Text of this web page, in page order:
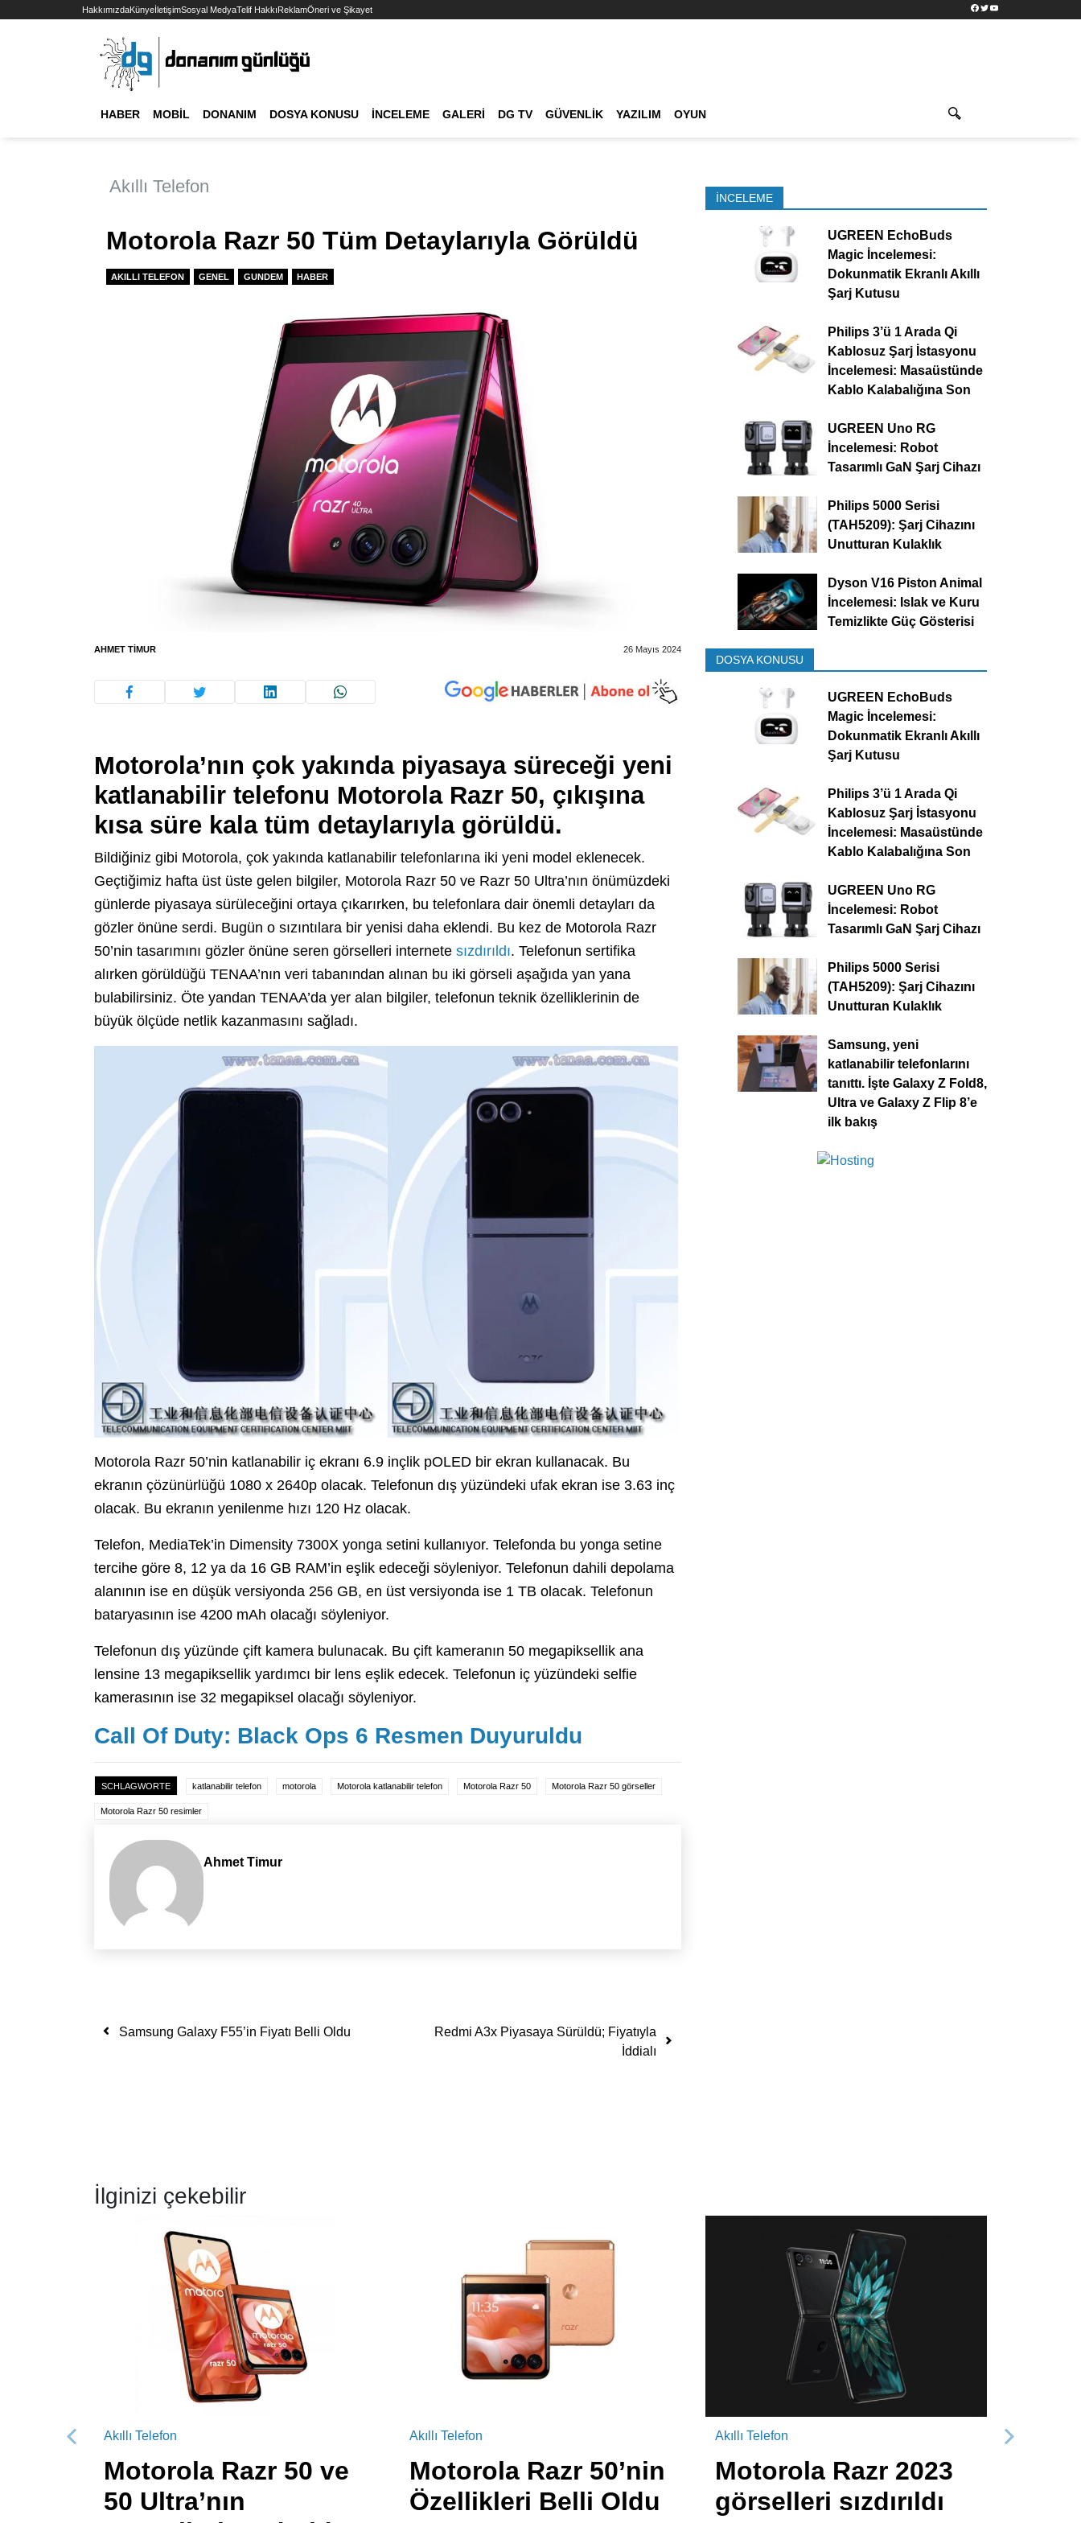
HakkımızdaKünyeİletişimSosyal MedyaTelif HakkıReklamÖneri ve Şikayet Facebook
TwitterYouTube
HABER MOBIL DONANIM DOSYA KONUSU İNCELEME GALERI DG TV GÜVENLIK YAZILIM OYUN
Akıllı Telefon
Motorola Razr 50 Tüm Detaylarıyla Görüldü
AKILLI TELEFON GENEL GUNDEM HABER
AHMET TIMUR 26 Mayıs 2024
Motorola’nın çok yakında piyasaya süreceği yeni
katlanabilir telefonu Motorola Razr 50, çıkışına
kısa süre kala tüm detaylarıyla görüldü.
Bildiğiniz gibi Motorola, çok yakında katlanabilir telefonlarına iki yeni model eklenecek.
Geçtiğimiz hafta üst üste gelen bilgiler, Motorola Razr 50 ve Razr 50 Ultra’nın önümüzdeki
günlerde piyasaya sürüleceğini ortaya çıkarırken, bu telefonlara dair önemli detayları da
gözler önüne serdi. Bugün o sızıntılara bir yenisi daha eklendi. Bu kez de Motorola Razr
50’nin tasarımını gözler önüne seren görselleri internete sızdırıldı. Telefonun sertifika
alırken görüldüğü TENAA’nın veri tabanından alınan bu iki görseli aşağıda yan yana
bulabilirsiniz. Öte yandan TENAA’da yer alan bilgiler, telefonun teknik özelliklerinin de
büyük ölçüde netlik kazanmasını sağladı.
Motorola Razr 50’nin katlanabilir iç ekranı 6.9 inçlik pOLED bir ekran kullanacak. Bu
ekranın çözünürlüğü 1080 x 2640p olacak. Telefonun dış yüzündeki ufak ekran ise 3.63 inç
olacak. Bu ekranın yenilenme hızı 120 Hz olacak.
Telefon, MediaTek’in Dimensity 7300X yonga setini kullanıyor. Telefonda bu yonga setine
tercihe göre 8, 12 ya da 16 GB RAM’in eşlik edeceği söyleniyor. Telefonun dahili depolama
alanının ise en düşük versiyonda 256 GB, en üst versiyonda ise 1 TB olacak. Telefonun
bataryasının ise 4200 mAh olacağı söyleniyor.
Telefonun dış yüzünde çift kamera bulunacak. Bu çift kameranın 50 megapiksellik ana
lensine 13 megapiksellik yardımcı bir lens eşlik edecek. Telefonun iç yüzündeki selfie
kamerasının ise 32 megapiksel olacağı söyleniyor.
Call Of Duty: Black Ops 6 Resmen Duyuruldu
SCHLAGWORTE katlanabilir telefon motorola Motorola katlanabilir telefon Motorola Razr 50 Motorola Razr 50 görseller
Motorola Razr 50 resimler
Ahmet Timur
Yazı dolaşımı
Samsung Galaxy F55’in Fiyatı Belli Oldu
Redmi A3x Piyasaya Sürüldü; Fiyatıyla
İddialı
İNCELEME
UGREEN EchoBuds
Magic İncelemesi:
Dokunmatik Ekranlı Akıllı
Şarj Kutusu
Philips 3’ü 1 Arada Qi
Kablosuz Şarj İstasyonu
İncelemesi: Masaüstünde
Kablo Kalabalığına Son
UGREEN Uno RG
İncelemesi: Robot
Tasarımlı GaN Şarj Cihazı
Philips 5000 Serisi
(TAH5209): Şarj Cihazını
Unutturan Kulaklık
Dyson V16 Piston Animal
İncelemesi: Islak ve Kuru
Temizlikte Güç Gösterisi
DOSYA KONUSU
UGREEN EchoBuds
Magic İncelemesi:
Dokunmatik Ekranlı Akıllı
Şarj Kutusu
Philips 3’ü 1 Arada Qi
Kablosuz Şarj İstasyonu
İncelemesi: Masaüstünde
Kablo Kalabalığına Son
UGREEN Uno RG
İncelemesi: Robot
Tasarımlı GaN Şarj Cihazı
Philips 5000 Serisi
(TAH5209): Şarj Cihazını
Unutturan Kulaklık
Samsung, yeni
katlanabilir telefonlarını
tanıttı. İşte Galaxy Z Fold8,
Ultra ve Galaxy Z Flip 8’e
ilk bakış
İlginizi çekebilir
Akıllı Telefon
Motorola Razr 50 ve
50 Ultra’nın
Akıllı Telefon
Motorola Razr 50’nin
Özellikleri Belli Oldu
Akıllı Telefon
Motorola Razr 2023
görselleri sızdırıldı
Önceki Sonraki